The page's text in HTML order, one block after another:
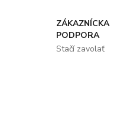
ZÁKAZNÍCKA
PODPORA
Stačí zavolať